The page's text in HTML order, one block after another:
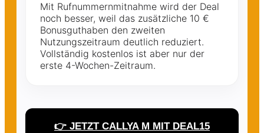
Mit Rufnummernmitnahme wird der Deal
noch besser, weil das zusätzliche 10 €
Bonusguthaben den zweiten
Nutzungszeitraum deutlich reduziert.
Vollständig kostenlos ist aber nur der
erste 4-Wochen-Zeitraum.
👉 JETZT CALLYA M MIT DEAL15